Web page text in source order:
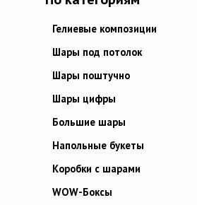
Гелиевые композиции
Шары под потолок
Шары поштучно
Шары цифры
Большие шары
Напольные букеты
Коробки с шарами
WOW-Боксы